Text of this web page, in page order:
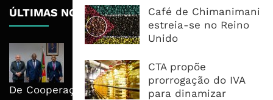
Café de Chimanimani
estreia-se no Reino
Unido
CTA propõe
prorrogação do IVA
para dinamizar
ÚLTIMAS NOTÍCIAS
Emprego, Industrialização E
Execução No Centro Da Nova Agenda
De Cooperação